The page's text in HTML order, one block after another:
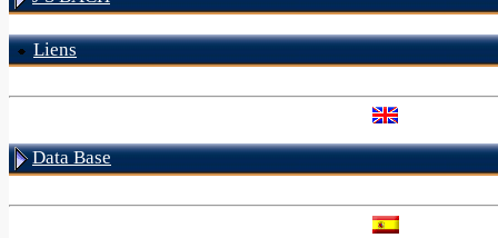
Liens
Data Base